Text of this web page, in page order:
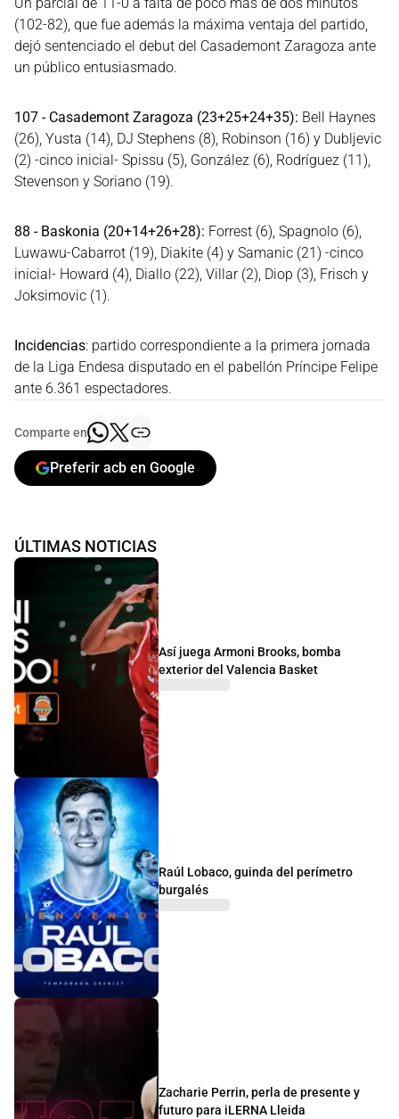
(102-82), que fue además la máxima ventaja del partido,
dejó sentenciado el debut del Casademont Zaragoza ante
un público entusiasmado.
107 - Casademont Zaragoza (23+25+24+35): Bell Haynes
(26), Yusta (14), DJ Stephens (8), Robinson (16) y Dubljevic
(2) -cinco inicial- Spissu (5), González (6), Rodríguez (11),
Stevenson y Soriano (19).
88 - Baskonia (20+14+26+28): Forrest (6), Spagnolo (6),
Luwawu-Cabarrot (19), Diakite (4) y Samanic (21) -cinco
inicial- Howard (4), Diallo (22), Villar (2), Diop (3), Frisch y
Joksimovic (1).
Incidencias: partido correspondiente a la primera jornada
de la Liga Endesa disputado en el pabellón Príncipe Felipe
ante 6.361 espectadores.
Comparte en
Preferir acb en Google
ÚLTIMAS NOTICIAS
Así juega Armoni Brooks, bomba
exterior del Valencia Basket
Raúl Lobaco, guinda del perímetro
burgalés
Zacharie Perrin, perla de presente y
futuro para iLERNA Lleida